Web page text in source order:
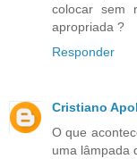
colocar sem
apropriada ?
Responder
Cristiano
O que
uma lâmpada